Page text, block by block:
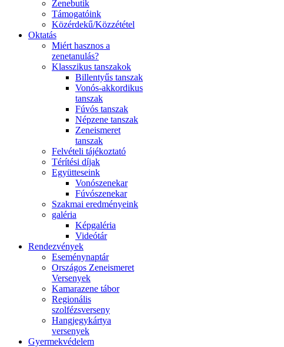
Zenebutik
Támogatóink
Közérdekű/Közzététel
Oktatás
Miért hasznos a
zenetanulás?
Klasszikus tanszakok
Billentyűs tanszak
Vonós-akkordikus
tanszak
Fúvós tanszak
Népzene tanszak
Zeneismeret
tanszak
Felvételi tájékoztató
Térítési díjak
Együtteseink
Vonószenekar
Fúvószenekar
Szakmai eredményeink
galéria
Képgaléria
Videótár
Rendezvények
Eseménynaptár
Országos Zeneismeret
Versenyek
Kamarazene tábor
Regionális
szolfézsverseny
Hangjegykártya
versenyek
Gyermekvédelem